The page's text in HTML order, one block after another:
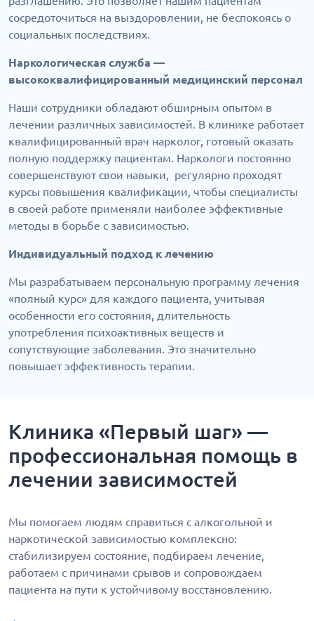
сосредоточиться на выздоровлении, не беспокоясь о
социальных последствиях.
Наркологическая служба —
высококвалифицированный медицинский персонал
Наши сотрудники обладают обширным опытом в
лечении различных зависимостей. В клинике работает
квалифицированный врач нарколог, готовый оказать
полную поддержку пациентам. Наркологи постоянно
совершенствуют свои навыки, регулярно проходят
курсы повышения квалификации, чтобы специалисты
в своей работе применяли наиболее эффективные
методы в борьбе с зависимостью.
Индивидуальный подход к лечению
Мы разрабатываем персональную программу лечения
«полный курс» для каждого пациента, учитывая
особенности его состояния, длительность
употребления психоактивных веществ и
сопутствующие заболевания. Это значительно
повышает эффективность терапии.
Клиника «Первый шаг» —
профессиональная помощь в
лечении зависимостей
Мы помогаем людям справиться с алкогольной и
наркотической зависимостью комплексно:
стабилизируем состояние, подбираем лечение,
работаем с причинами срывов и сопровождаем
пациента на пути к устойчивому восстановлению.